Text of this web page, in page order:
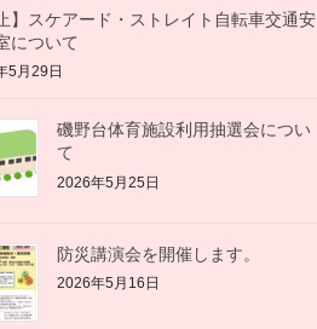
】スケアード・ストレイト自転車交通安
について
5月29日
磯野台体育施設利用抽選会につい
て
2026年5月25日
防災講演会を開催します。
2026年5月16日